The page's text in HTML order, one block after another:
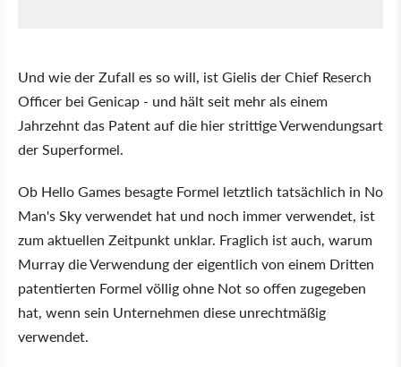
Und wie der Zufall es so will, ist Gielis der Chief Reserch
Officer bei Genicap - und hält seit mehr als einem
Jahrzehnt das Patent auf die hier strittige Verwendungsart
der Superformel.
Ob Hello Games besagte Formel letztlich tatsächlich in No
Man's Sky verwendet hat und noch immer verwendet, ist
zum aktuellen Zeitpunkt unklar. Fraglich ist auch, warum
Murray die Verwendung der eigentlich von einem Dritten
patentierten Formel völlig ohne Not so offen zugegeben
hat, wenn sein Unternehmen diese unrechtmäßig
verwendet.